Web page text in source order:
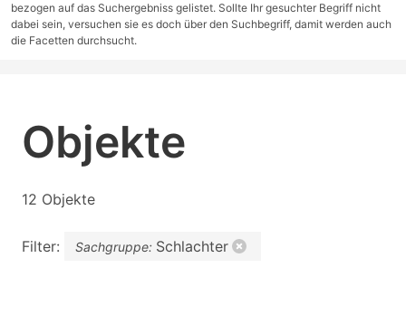
bezogen auf das Suchergebniss gelistet. Sollte Ihr gesuchter Begriff nicht
dabei sein, versuchen sie es doch über den Suchbegriff, damit werden auch
die Facetten durchsucht.
Objekte
12 Objekte
Filter: Sachgruppe: Schlachter